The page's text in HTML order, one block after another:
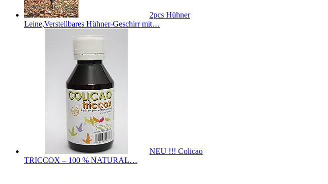
2pcs Hühner
Leine,Verstellbares Hühner-Geschirr mit…
NEU !!! Colicao
TRICCOX – 100 % NATURAL…